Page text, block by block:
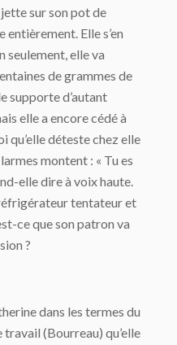
sur son pot de
Elle s’en
seulement, elle va
de grammes de
supporte d’autant
elle a encore cédé à
qu’elle déteste chez elle
montent : « Tu es
elle dire à voix haute.
tentateur et
ce que son patron va
?
dans les termes du
(Bourreau) qu’elle